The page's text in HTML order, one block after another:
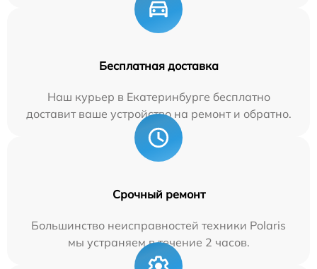
Бесплатная доставка
Наш курьер в Екатеринбурге бесплатно
доставит ваше устройство на ремонт и обратно.
Срочный ремонт
Большинство неисправностей техники Polaris
мы устраняем в течение 2 часов.